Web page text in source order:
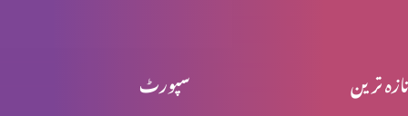
سپورٹ تازہ ترین